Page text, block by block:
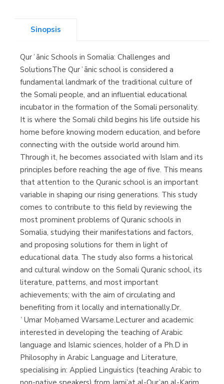
Librería Kolima
(Madrid)
Librería Proteo
(Málaga)
Sinopsis
Qurʾānic Schools in Somalia: Challenges and
SolutionsThe Qurʾānic school is considered a
fundamental landmark of the traditional culture of
the Somali people, and an influential educational
incubator in the formation of the Somali personality.
It is where the Somali child begins his life outside his
home before knowing modern education, and before
connecting with the outside world around him.
Through it, he becomes associated with Islam and its
principles before reaching the age of five. This means
that attention to the Quranic school is an important
variable in shaping our rising generations. This study
comes to contribute to this field by reviewing the
most prominent problems of Quranic schools in
Somalia, studying their manifestations and factors,
and proposing solutions for them in light of
educational data. The study also forms a historical
and cultural window on the Somali Quranic school, its
literature, patterns, and most important
achievements; with the aim of circulating and
benefiting from it locally and internationally.Dr.
ʿUmar Moḥamed Warsame.Lecturer and academic
interested in developing the teaching of Arabic
language and Islamic sciences, holder of a Ph.D in
Philosophy in Arabic Language and Literature,
specialising in: Applied Linguistics (teaching Arabic to